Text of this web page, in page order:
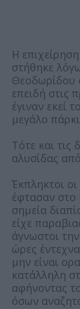
Η
στήθηκε
Θεοδωρίδου
επειδή στις
έγιναν εκεί
μεγάλο
Τότε και τις
αλυσίδας
Έκπληκτοι
έφτασαν στο
σημεία
είχε
άγνωστοι
ώρες
μην είναι
κατάλληλη
αφήνοντας
όσων